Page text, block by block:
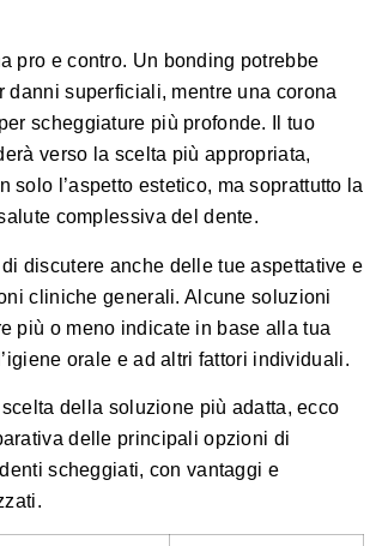
pro e contro. Un bonding potrebbe
danni superficiali, mentre una corona
scheggiature più profonde. Il tuo
verso la scelta più appropriata,
solo l’aspetto estetico, ma soprattutto la
complessiva del dente.
discutere anche delle tue aspettative e
cliniche generali. Alcune soluzioni
più o meno indicate in base alla tua
orale e ad altri fattori individuali.
della soluzione più adatta, ecco
delle principali opzioni di
scheggiati, con vantaggi e